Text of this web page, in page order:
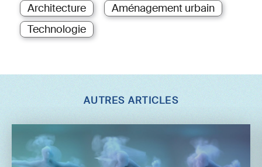
Architecture
Aménagement urbain
Technologie
AUTRES ARTICLES